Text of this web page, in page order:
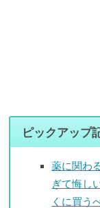
ピックアップ
薬に関わ
ぎて悔し
くに買う